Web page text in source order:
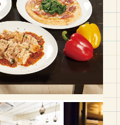
オリバルで。